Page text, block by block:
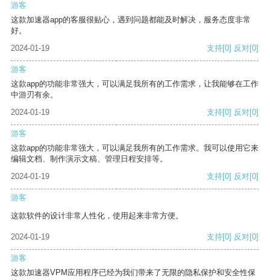
游客
这款加速器app的客服很贴心，遇到问题都能及时解决，服务态度非常
好。
2024-01-19
支持[0] 反对[0]
游客
这款app的功能非常强大，可以满足我所有的工作需求，让我能够在工作
中游刃有余。
2024-01-19
支持[0] 反对[0]
游客
这款app的功能非常强大，可以满足我所有的工作需求。我可以使用它来
编辑文档、制作演示文稿、管理日程安排等。
2024-01-19
支持[0] 反对[0]
游客
这款软件的设计非常人性化，使用起来非常方便。
2024-01-19 支持[0] 反对[0]
游客
这款加速器VPM应用程序已经为我们带来了无限的隐私保护和安全性保